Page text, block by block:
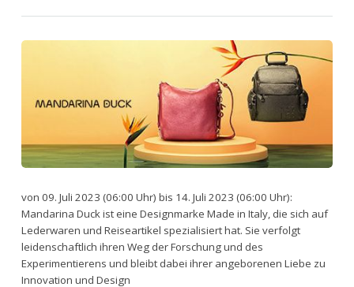
von 09. Juli 2023 (06:00 Uhr) bis 14. Juli 2023 (06:00 Uhr):
Mandarina Duck ist eine Designmarke Made in Italy, die sich auf
Lederwaren und Reiseartikel spezialisiert hat. Sie verfolgt
leidenschaftlich ihren Weg der Forschung und des
Experimentierens und bleibt dabei ihrer angeborenen Liebe zu
Innovation und Design